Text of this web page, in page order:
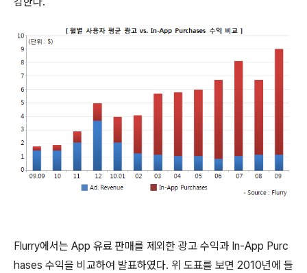
Flurry에서는 App 유료 판매를 제외한 광고 수익과 In-App Purc
hases 수익을 비교하여 발표하였다. 위 도표를 보면 2010년에 들